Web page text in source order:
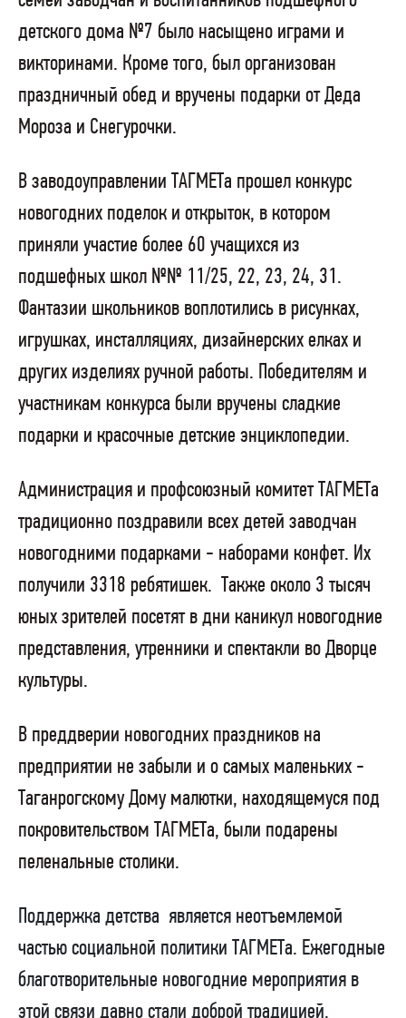
детского дома №7 было насыщено играми и
викторинами. Кроме того, был организован
праздничный обед и вручены подарки от Деда
Мороза и Снегурочки.
В заводоуправлении ТАГМЕТа прошел конкурс
новогодних поделок и открыток, в котором
приняли участие более 60 учащихся из
подшефных школ №№ 11/25, 22, 23, 24, 31.
Фантазии школьников воплотились в рисунках,
игрушках, инсталляциях, дизайнерских елках и
других изделиях ручной работы. Победителям и
участникам конкурса были вручены сладкие
подарки и красочные детские энциклопедии.
Администрация и профсоюзный комитет ТАГМЕТа
традиционно поздравили всех детей заводчан
новогодними подарками - наборами конфет. Их
получили 3318 ребятишек. Также около 3 тысяч
юных зрителей посетят в дни каникул новогодние
представления, утренники и спектакли во Дворце
культуры.
В преддверии новогодних праздников на
предприятии не забыли и о самых маленьких -
Таганрогскому Дому малютки, находящемуся под
покровительством ТАГМЕТа, были подарены
пеленальные столики.
Поддержка детства является неотъемлемой
частью социальной политики ТАГМЕТа. Ежегодные
благотворительные новогодние мероприятия в
этой связи давно стали доброй традицией.